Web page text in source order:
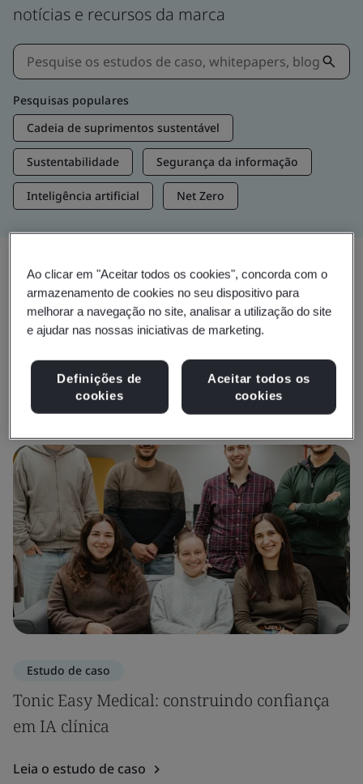
notícias e recursos da marca
Pesquisas populares
Cadeia de suprimentos sustentável
Sustentabilidade Segurança da informação
Inteligência artificial Net Zero
Insights e mídias
Insights de tendências
Ver Insights e Mídia
Estudo de caso
Tonic Easy Medical: construindo confiança
em IA clínica
Leia o estudo de caso
Ao clicar em "Aceitar todos os cookies", concorda com o
armazenamento de cookies no seu dispositivo para
melhorar a navegação no site, analisar a utilização do site
e ajudar nas nossas iniciativas de marketing.
Definições de
cookies
Aceitar todos os
cookies